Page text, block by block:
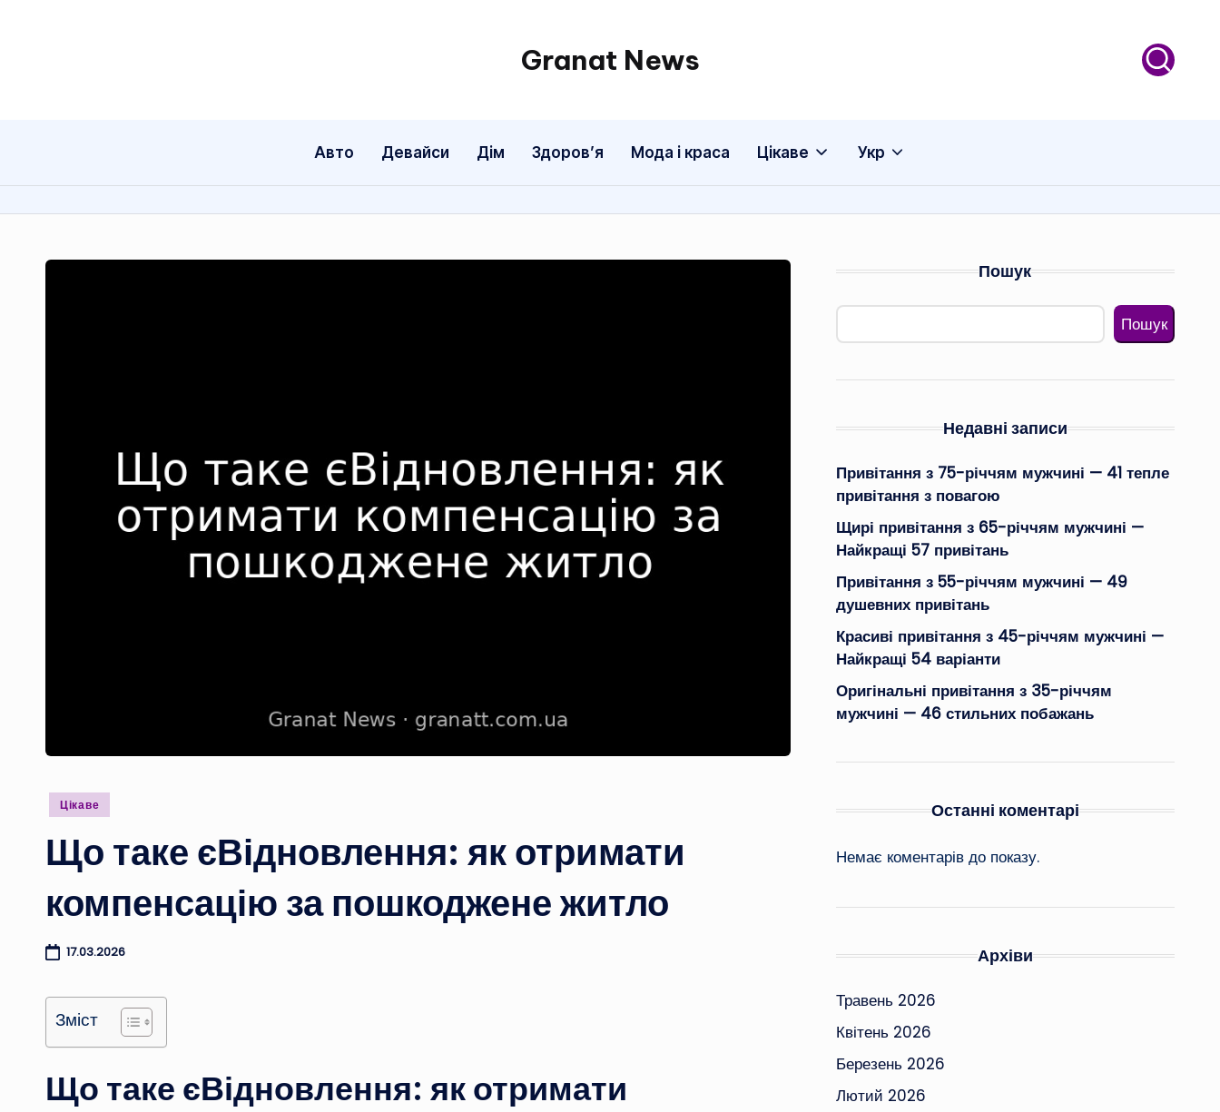
Granat News
Авто Девайси Дім Здоровʼя Мода і краса Цікаве Укр
Опубліковано
Цікаве
Що таке єВідновлення: як отримати
компенсацію за пошкоджене житло
17.03.2026
Зміст
Що таке єВідновлення: як отримати
Пошук
Пошук
Недавні записи
Привітання з 75-річчям мужчині — 41 тепле
привітання з повагою
Щирі привітання з 65-річчям мужчині —
Найкращі 57 привітань
Привітання з 55-річчям мужчині — 49
душевних привітань
Красиві привітання з 45-річчям мужчині —
Найкращі 54 варіанти
Оригінальні привітання з 35-річчям
мужчині — 46 стильних побажань
Останні коментарі
Немає коментарів до показу.
Архіви
Травень 2026
Квітень 2026
Березень 2026
Лютий 2026